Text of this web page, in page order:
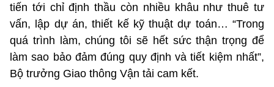
tiến tới chỉ định thầu còn nhiều khâu như thuê tư
vấn, lập dự án, thiết kế kỹ thuật dự toán… “Trong
quá trình làm, chúng tôi sẽ hết sức thận trọng để
làm sao bảo đảm đúng quy định và tiết kiệm nhất”,
Bộ trưởng Giao thông Vận tải cam kết.